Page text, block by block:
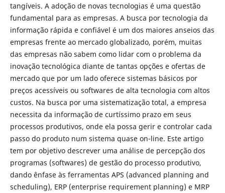
tangíveis. A adoção de novas tecnologias é uma questão
fundamental para as empresas. A busca por tecnologia da
informação rápida e confiável é um dos maiores anseios das
empresas frente ao mercado globalizado, porém, muitas
das empresas não sabem como lidar com o problema da
inovação tecnológica diante de tantas opções e ofertas de
mercado que por um lado oferece sistemas básicos por
preços acessíveis ou softwares de alta tecnologia com altos
custos. Na busca por uma sistematização total, a empresa
necessita da informação de curtíssimo prazo em seus
processos produtivos, onde ela possa gerir e controlar cada
passo do produto num sistema quase on-line. Este artigo
tem por objetivo descrever uma análise de percepção dos
programas (softwares) de gestão do processo produtivo,
dando ênfase às ferramentas APS (advanced planning and
scheduling), ERP (enterprise requirement planning) e MRP